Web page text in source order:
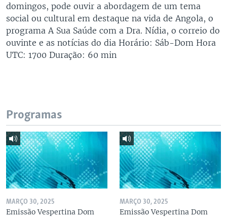
domingos, pode ouvir a abordagem de um tema
social ou cultural em destaque na vida de Angola, o
programa A Sua Saúde com a Dra. Nídia, o correio do
ouvinte e as notícias do dia Horário: Sáb-Dom Hora
UTC: 1700 Duração: 60 min
Programas
MARÇO 30, 2025
Emissão Vespertina Dom
MARÇO 30, 2025
Emissão Vespertina Dom